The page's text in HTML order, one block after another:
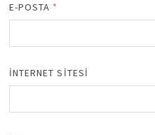
E-POSTA *
İNTERNET SITESI